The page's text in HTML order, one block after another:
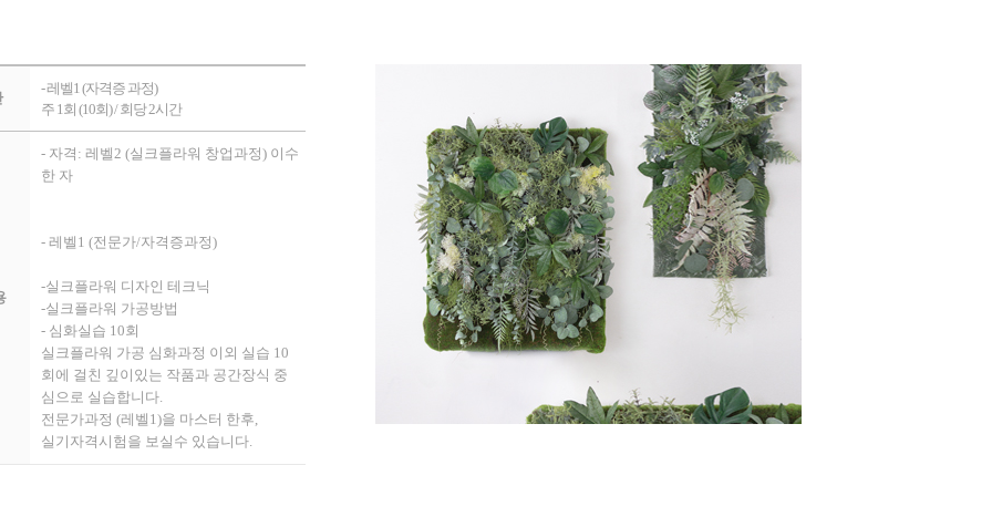
- 레벨1 (자격증 과정)
주 1회 (10회) / 회당 2시간
- 자격: 레벨2 (실크플라워 창업과정) 이수
한 자
- 레벨1 (전문가/자격증과정)
-실크플라워 디자인 테크닉
-실크플라워 가공방법
- 심화실습 10회
실크플라워 가공 심화과정 이외 실습 10
회에 걸친 깊이있는 작품과 공간장식 중
심으로 실습합니다.
전문가과정 (레벨1)을 마스터 한후,
실기자격시험을 보실수 있습니다.